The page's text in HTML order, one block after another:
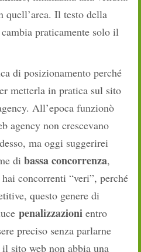
quell’area. Il testo della
praticamente solo il
di posizionamento perché
metterla in pratica sul sito
All’epoca funzionò
agency non crescevano
ma oggi suggerirei
di bassa concorrenza,
concorrenti “veri”, perché
questo genere di
penalizzazioni entro
preciso senza parlarne
sito web non abbia una